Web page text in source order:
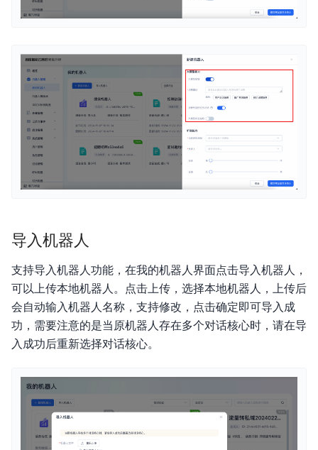
导入机器人
支持导入机器人功能，在我的机器人界面点击导入机器人，
可以上传本地机器人。点击上传，选择本地机器人，上传后
会自动输入机器人名称，支持修改，点击确定即可导入成
功，需要注意的是当原机器人存在多个对话核心时，请在导
入成功后重新选择对话核心。